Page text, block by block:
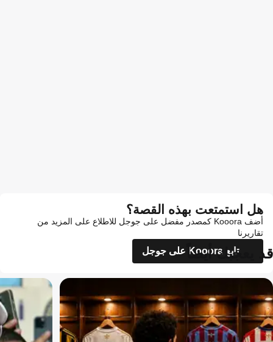
هل استمتعت بهذه القصة؟
أضف Kooora كمصدر مفضل على جوجل للاطلاع على المزيد من
تقاريرنا
تابع Kooora على جوجل
قد يعجبك أيضاً